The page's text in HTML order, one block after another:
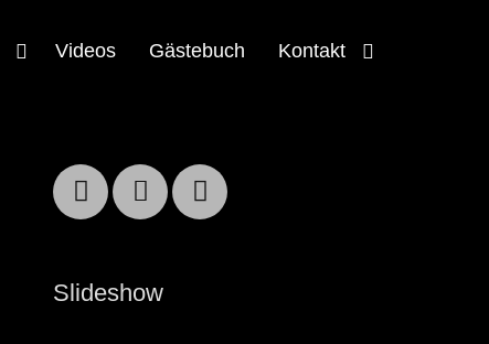
Videos Gästebuch Kontakt
Facebook
Email YouTube
Slideshow